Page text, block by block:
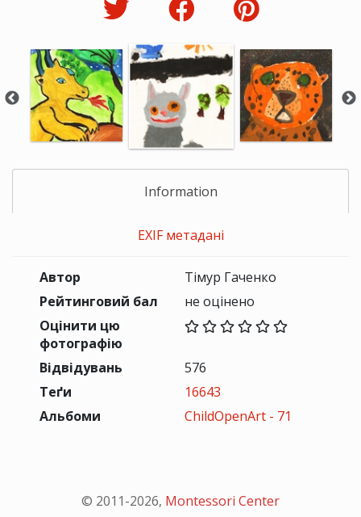
Information
EXIF метадані
Автор
Тімур Гаченко
Рейтинговий бал
не оцінено
Оцінити цю
фотографію
Відвідувань
576
Теґи
16643
Альбоми
ChildOpenArt - 71
© 2011-2026, Montessori Center